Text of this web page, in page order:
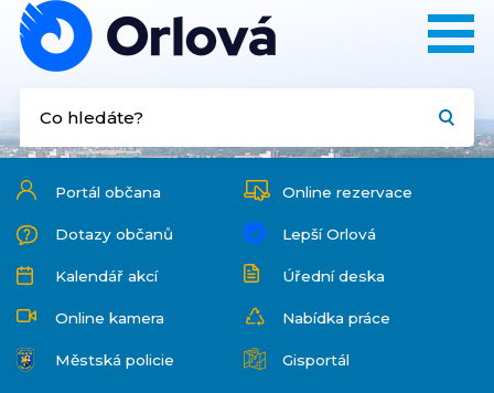
Portál občana Online rezervace
Dotazy občanů Lepší Orlová
Kalendář akcí Úřední deska
Online kamera Nabídka práce
Městská policie Gisportál